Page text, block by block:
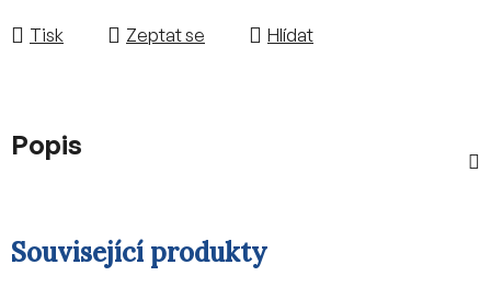
Tisk Zeptat se Hlídat
Popis
Související produkty